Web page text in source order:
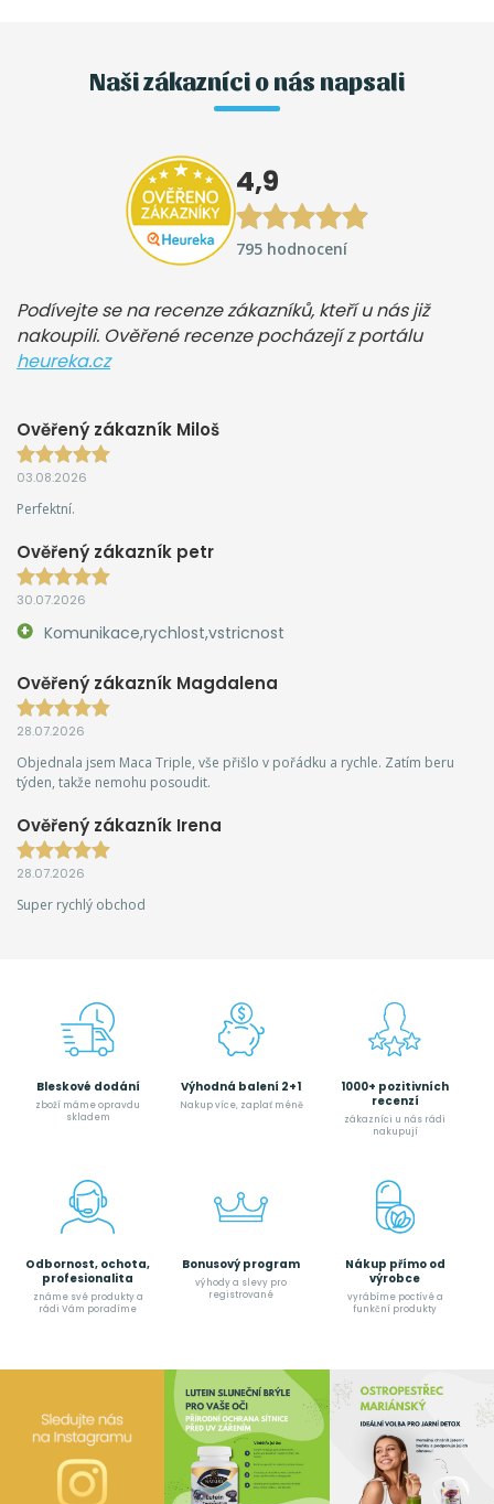
Naši zákazníci o nás napsali
4,9
795 hodnocení
Podívejte se na recenze zákazníků, kteří u nás již
nakoupili. Ověřené recenze pocházejí z portálu
heureka.cz
Ověřený zákazník Miloš
03.08.2026
Perfektní.
Ověřený zákazník petr
30.07.2026
Komunikace,rychlost,vstricnost
Ověřený zákazník Magdalena
28.07.2026
Objednala jsem Maca Triple, vše přišlo v pořádku a rychle. Zatím beru
týden, takže nemohu posoudit.
Ověřený zákazník Irena
28.07.2026
Super rychlý obchod
Bleskové dodání
zboží máme opravdu
skladem
Výhodná balení 2+1
Nakup více, zaplať méně
1000+ pozitivních
recenzí
zákazníci u nás rádi
nakupují
Odbornost, ochota,
profesionalita
známe své produkty a
rádi Vám poradíme
Bonusový program
výhody a slevy pro
registrované
Nákup přímo od
výrobce
vyrábíme poctívé a
funkční produkty